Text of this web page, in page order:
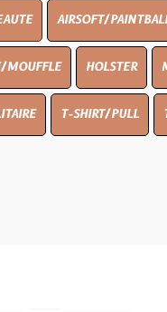
PAINTBALL RATIONS
HOLSTER MEDAILLES/
PULL TOUT PAYS